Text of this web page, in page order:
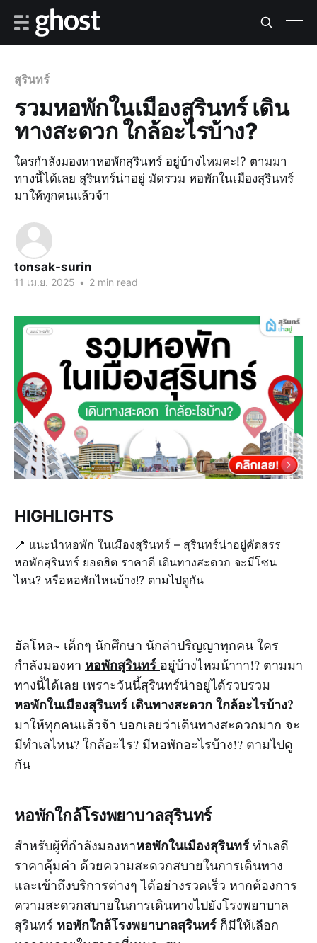
สุรินทร์
รวมหอพักในเมืองสุรินทร์ เดิน
ทางสะดวก ใกล้อะไรบ้าง?
ใครกำลังมองหาหอพักสุรินทร์ อยู่บ้างไหมคะ!? ตามมา
ทางนี้ได้เลย สุรินทร์น่าอยู่ มัดรวม หอพักในเมืองสุรินทร์
มาให้ทุกคนแล้วจ้า
tonsak-surin
11 เม.ย. 2025 • 2 min read
HIGHLIGHTS
📍 แนะนำหอพัก ในเมืองสุรินทร์ – สุรินทร์น่าอยู่คัดสรร
หอพักสุรินทร์ ยอดฮิต ราคาดี เดินทางสะดวก จะมีโซน
ไหน? หรือหอพักไหนบ้าง!? ตามไปดูกัน
ฮัลโหล~ เด็กๆ นักศึกษา นักล่าปริญญาทุกคน ใคร
กำลังมองหา หอพักสุรินทร์ อยู่บ้างไหมน้าาา!? ตามมา
ทางนี้ได้เลย เพราะวันนี้สุรินทร์น่าอยู่ได้รวบรวม
หอพักในเมืองสุรินทร์ เดินทางสะดวก ใกล้อะไรบ้าง?
มาให้ทุกคนแล้วจ้า บอกเลยว่าเดินทางสะดวกมาก จะ
มีทำเลไหน? ใกล้อะไร? มีหอพักอะไรบ้าง!? ตามไปดู
กัน
หอพักใกล้โรงพยาบาลสุรินทร์
สำหรับผู้ที่กำลังมองหาหอพักในเมืองสุรินทร์ ทำเลดี
ราคาคุ้มค่า ด้วยความสะดวกสบายในการเดินทาง
และเข้าถึงบริการต่างๆ ได้อย่างรวดเร็ว หากต้องการ
ความสะดวกสบายในการเดินทางไปยังโรงพยาบาล
สุรินทร์ หอพักใกล้โรงพยาบาลสุรินทร์ ก็มีให้เลือก